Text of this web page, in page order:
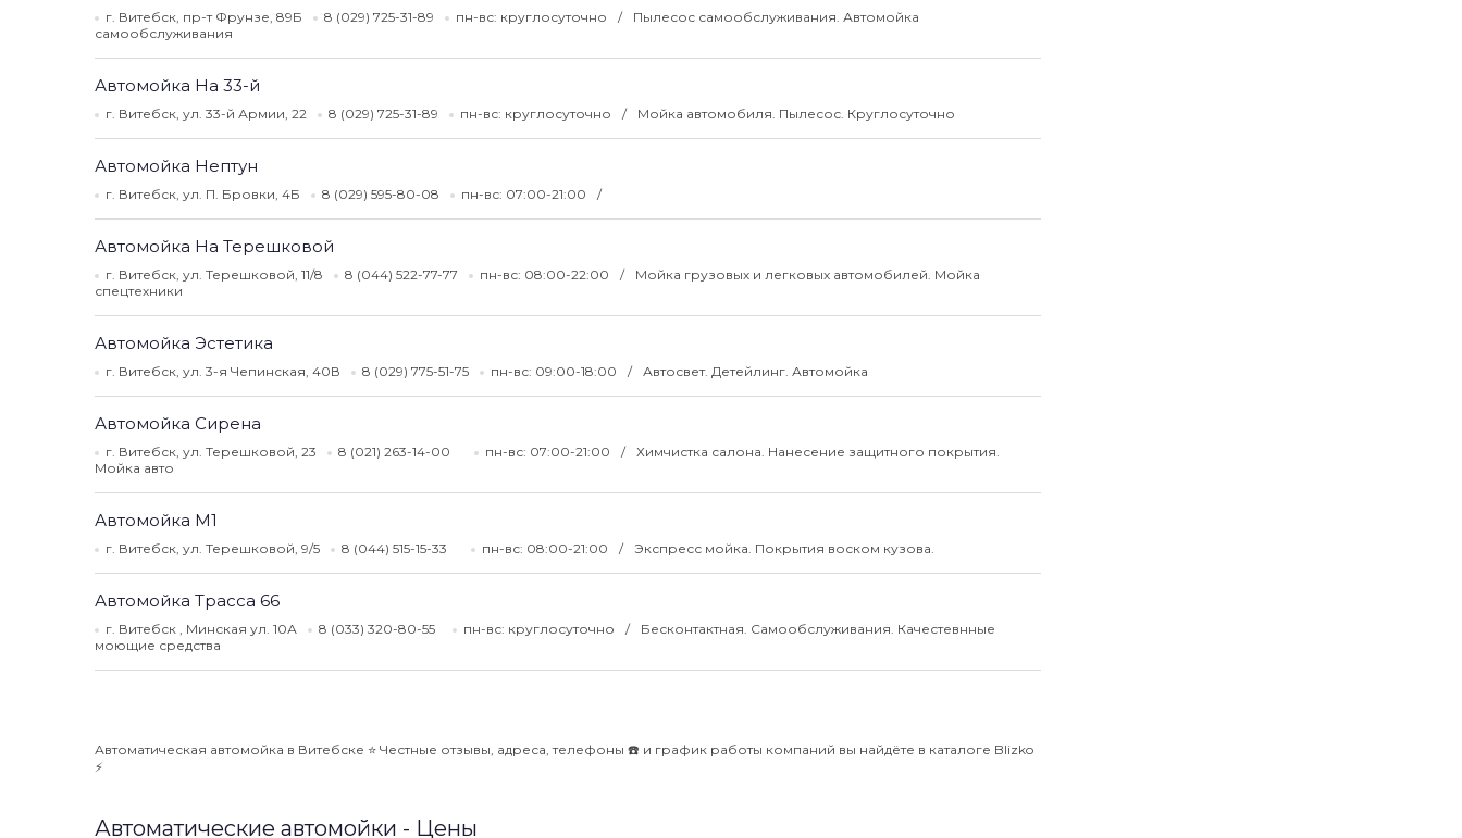
г. Витебск, пр-т Фрунзе, 89Б 8 (029) 725-31-89 пн-вс: круглосуточно
Пылесос самообслуживания. Автомойка
самообслуживания
Автомойка На 33-й
г. Витебск, ул. 33-й Армии, 22 8 (029) 725-31-89 пн-вс: круглосуточно Мойка автомобиля. Пылесос. Круглосуточно
Автомойка Нептун
г. Витебск, ул. П. Бровки, 4Б 8 (029) 595-80-08 пн-вс: 07:00-21:00
Автомойка На Терешковой
г. Витебск, ул. Терешковой, 11/8 8 (044) 522-77-77 пн-вс: 08:00-22:00
Мойка грузовых и легковых автомобилей. Мойка
спецтехники
Автомойка Эстетика
г. Витебск, ул. 3-я Чепинская, 40В 8 (029) 775-51-75 пн-вс: 09:00-18:00 Автосвет. Детейлинг. Автомойка
Автомойка Сирена
г. Витебск, ул. Терешковой, 23 8 (021) 263-14-00 пн-вс: 07:00-21:00
Химчистка салона. Нанесение защитного покрытия.
Мойка авто
Автомойка М1
г. Витебск, ул. Терешковой, 9/5 8 (044) 515-15-33 пн-вс: 08:00-21:00 Экспресс мойка. Покрытия воском кузова.
Автомойка Трасса 66
г. Витебск , Минская ул. 10А 8 (033) 320-80-55 пн-вс: круглосуточно
Бесконтактная. Самообслуживания. Качестевнные
моющие средства
Автоматическая автомойка в Витебске ⭐️ Честные отзывы, адреса, телефоны ☎️ и график работы компаний вы найдёте в каталоге Blizko
⚡️
Автоматические автомойки - Цены